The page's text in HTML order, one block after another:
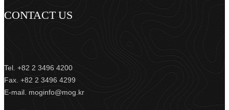
CONTACT US
Tel. +82 2 3496 4200
Fax. +82 2 3496 4299
E-mail. moginfo@mog.kr